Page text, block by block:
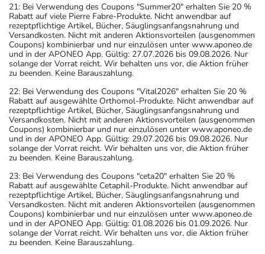
21: Bei Verwendung des Coupons "Summer20" erhalten Sie 20 %
Rabatt auf viele Pierre Fabre-Produkte. Nicht anwendbar auf
rezeptpflichtige Artikel, Bücher, Säuglingsanfangsnahrung und
Versandkosten. Nicht mit anderen Aktionsvorteilen (ausgenommen
Coupons) kombinierbar und nur einzulösen unter www.aponeo.de
und in der APONEO App. Gültig: 27.07.2026 bis 09.08.2026. Nur
solange der Vorrat reicht. Wir behalten uns vor, die Aktion früher
zu beenden. Keine Barauszahlung.
22: Bei Verwendung des Coupons "Vital2026" erhalten Sie 20 %
Rabatt auf ausgewählte Orthomol-Produkte. Nicht anwendbar auf
rezeptpflichtige Artikel, Bücher, Säuglingsanfangsnahrung und
Versandkosten. Nicht mit anderen Aktionsvorteilen (ausgenommen
Coupons) kombinierbar und nur einzulösen unter www.aponeo.de
und in der APONEO App. Gültig: 29.07.2026 bis 09.08.2026. Nur
solange der Vorrat reicht. Wir behalten uns vor, die Aktion früher
zu beenden. Keine Barauszahlung.
23: Bei Verwendung des Coupons "ceta20" erhalten Sie 20 %
Rabatt auf ausgewählte Cetaphil-Produkte. Nicht anwendbar auf
rezeptpflichtige Artikel, Bücher, Säuglingsanfangsnahrung und
Versandkosten. Nicht mit anderen Aktionsvorteilen (ausgenommen
Coupons) kombinierbar und nur einzulösen unter www.aponeo.de
und in der APONEO App. Gültig: 01.08.2026 bis 01.09.2026. Nur
solange der Vorrat reicht. Wir behalten uns vor, die Aktion früher
zu beenden. Keine Barauszahlung.